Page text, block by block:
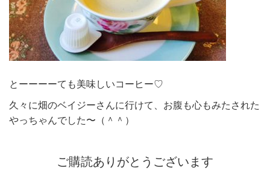
とーーーーても美味しいコーヒー♡
久々に畑のベイジーさんに行けて、お腹も心もみたされた
やっちゃんでした〜（＾＾）
ご購読ありがとうございます